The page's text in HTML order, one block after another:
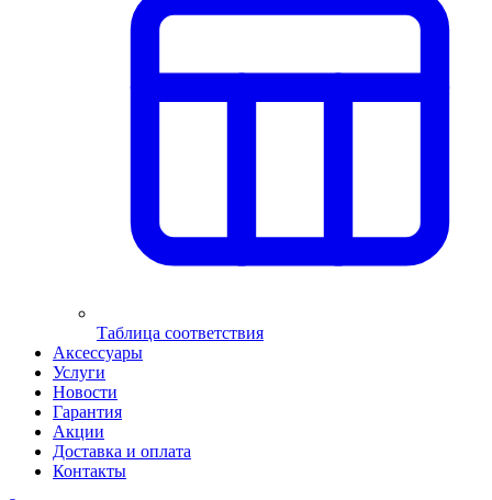
Таблица соответствия
Аксессуары
Услуги
Новости
Гарантия
Акции
Доставка и оплата
Контакты